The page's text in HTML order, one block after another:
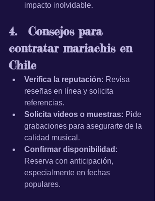
impacto inolvidable.
4.	Consejos para
contratar mariachis en
Chile
Verifica la reputación: Revisa
reseñas en línea y solicita
referencias.
Solicita videos o muestras: Pide
grabaciones para asegurarte de la
calidad musical.
Confirmar disponibilidad:
Reserva con anticipación,
especialmente en fechas
populares.